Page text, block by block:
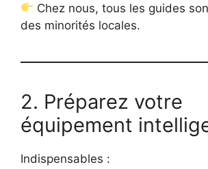
Chez nous, tous les guides
des minorités locales.
2. Préparez votre
équipement
Indispensables :